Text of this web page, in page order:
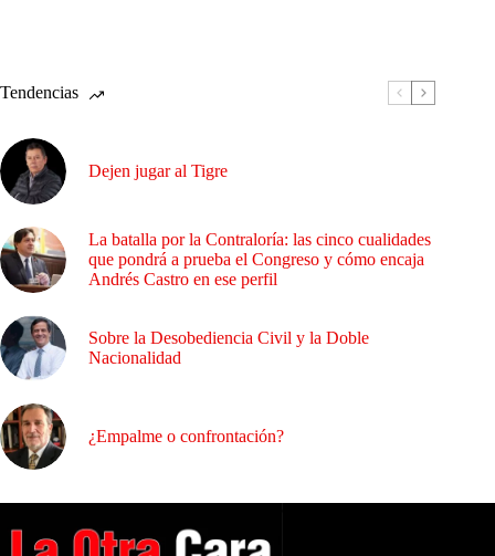
Tendencias
Dejen jugar al Tigre
La batalla por la Contraloría: las cinco cualidades
que pondrá a prueba el Congreso y cómo encaja
Andrés Castro en ese perfil
Sobre la Desobediencia Civil y la Doble
Nacionalidad
¿Empalme o confrontación?